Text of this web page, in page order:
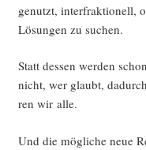
genutzt, inter­frak­tio­nell,
Lösun­gen zu suchen.
Statt des­sen wer­den
nicht, wer glaubt,
ren wir alle.
Und die mög­li­che neue